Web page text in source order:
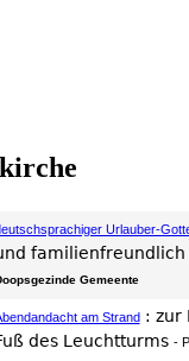
Urlauber-
familienfreundlich
Gemeente
am Strand: zur
des Leuchtturms